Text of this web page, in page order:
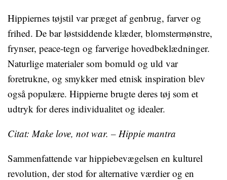
Hippiernes tøjstil var præget af genbrug, farver og
frihed. De bar løstsiddende klæder, blomstermønstre,
frynser, peace-tegn og farverige hovedbeklædninger.
Naturlige materialer som bomuld og uld var
foretrukne, og smykker med etnisk inspiration blev
også populære. Hippierne brugte deres tøj som et
udtryk for deres individualitet og idealer.
Citat: Make love, not war. – Hippie mantra
Sammenfattende var hippiebevægelsen en kulturel
revolution, der stod for alternative værdier og en